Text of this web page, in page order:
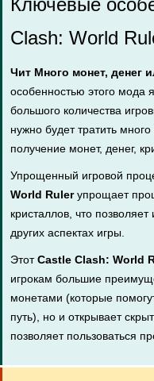
Ключевые
Clash: World
Чит Много монет, денег
особенностью этого мода
большого количества
нужно будет тратить
получение монет, денег,
Упрощенный игровой
World Rulerупрощает
кристаллов, что
других аспектах игры.
ЭтотCastle Clash: World
игрокам большие
монетами (которые
путь), но и открывает
позволяет пользоваться